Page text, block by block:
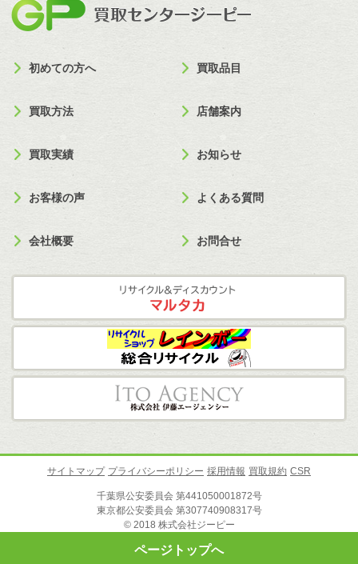
初めての方へ 買取品目
買取方法 店舗案内
買取実績 お知らせ
お客様の声 よくある質問
会社概要 お問合せ
サイトマップ プライバシーポリシー 採用情報 買取規約 CSR
千葉県公安委員会 第441050001872号
東京都公安委員会 第307740908317号
© 2018 株式会社ジーピー
ページトップへ